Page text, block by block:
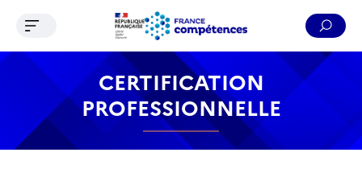
Contenu Recherche Menu Pied de page
Ouvrir le menu de navigation
CERTIFICATION
PROFESSIONNELLE